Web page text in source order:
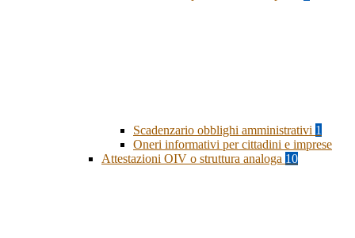
Scadenzario obblighi amministrativi 1
Oneri informativi per cittadini e imprese
Attestazioni OIV o struttura analoga 10